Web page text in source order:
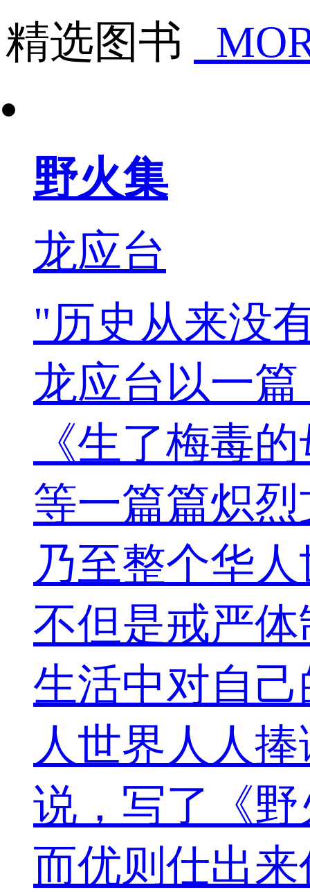
精选图书
野火集
龙应台
"历史从来没
龙应台以一
《生了梅毒
等一篇篇炽
乃至整个华
不但是戒严
生活中对自
人世界人人
说，写了《
而优则仕出